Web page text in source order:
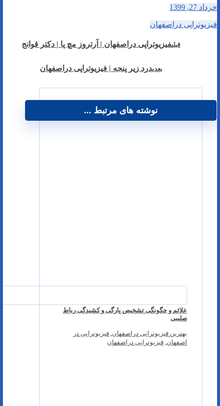
خرداد 27, 1399
فیزیوتراپی دراصفهان
قبلیفیزیوتراپی دراصفهان | آرتروز مچ پا | دکتر قوانج
بعدیدرد زیر پنجه | فیزیوتراپی دراصفهان
نوشته های مرتبط ...
علائم و چگونگی تشخیص پارگی و کشیدگی رباط
صلیبی
بهترین فیزیوتراپی دراصفهان فیزیوتراپی در
اصفهان فیزیوتراپی دراصفهان